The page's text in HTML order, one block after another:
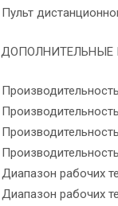
Пульт
ДОПОЛНИТЕЛЬНЫЕ
Диапазон рабочих
Диапазон рабочих